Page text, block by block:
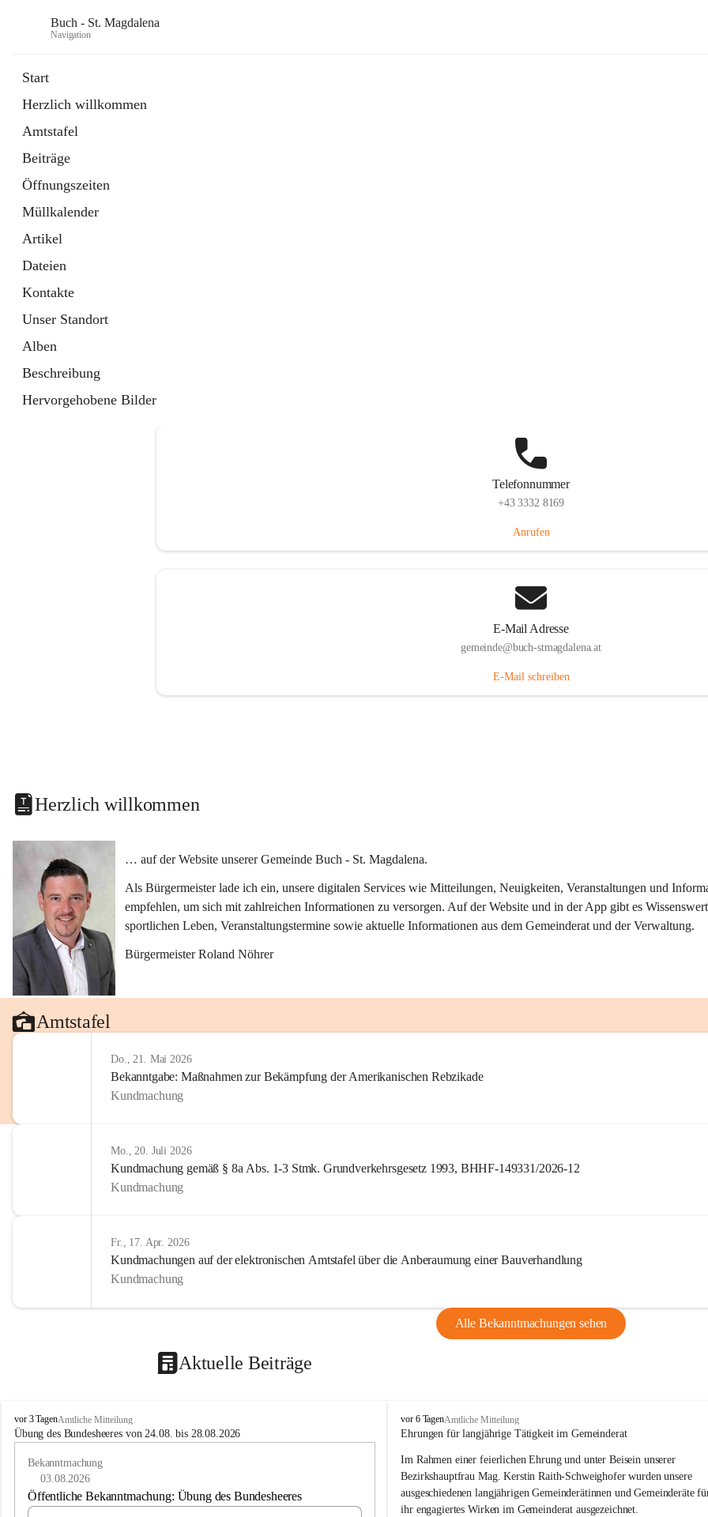
Buch - St. Magdalena
Navigation
Start
Herzlich willkommen
Amtstafel
Beiträge
Öffnungszeiten
Müllkalender
Artikel
Dateien
Kontakte
Unser Standort
Alben
Beschreibung
Hervorgehobene Bilder
Telefonnummer
+43 3332 8169
Anrufen
E-Mail Adresse
gemeinde@buch-stmagdalena.at
E-Mail schreiben
Herzlich willkommen
… auf der Website unserer Gemeinde Buch - St. Magdalena.
Als Bürgermeister lade ich ein, unsere digitalen Services wie Mitteilungen, Neuigkeiten, Veranstaltungen und
empfehlen, um sich mit zahlreichen Informationen zu versorgen. Auf der Website und in der App gibt es
sportlichen Leben, Veranstaltungstermine sowie aktuelle Informationen aus dem Gemeinderat und der Verwaltung.
Bürgermeister Roland Nöhrer
Amtstafel
Do., 21. Mai 2026
Bekanntgabe: Maßnahmen zur Bekämpfung der Amerikanischen Rebzikade
Kundmachung
Mo., 20. Juli 2026
Kundmachung gemäß § 8a Abs. 1-3 Stmk. Grundverkehrsgesetz 1993, BHHF-149331/2026-12
Kundmachung
Fr., 17. Apr. 2026
Kundmachungen auf der elektronischen Amtstafel über die Anberaumung einer Bauverhandlung
Kundmachung
Alle Bekanntmachungen sehen
Aktuelle Beiträge
B
u
vor 3 TagenAmtliche Mitteilung
Übung des Bundesheeres von 24.08. bis 28.08.2026
Bekanntmachung
03.08.2026
Öffentliche Bekanntmachung: Übung des Bundesheeres
B
u
h
-
S
t
vor 6 TagenAmtliche Mitteilung
Ehrungen für langjährige Tätigkeit im Gemeinderat
Im Rahmen einer feierlichen Ehrung und unter Beisein unserer
Bezirkshauptfrau Mag. Kerstin Raith-Schweighofer wurden unsere
ausgeschiedenen langjährigen Gemeinderätinnen und Gemeinderäte
ihr engagiertes Wirken im Gemeinderat ausgezeichnet.